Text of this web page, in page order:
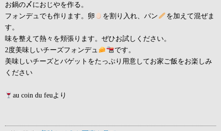
お鍋の〆におじやを作る。
フォンデュでも作ります。卵
を割り入れ、パン
を加えて混ぜま
す。
味を整えて熱々を頬張ります。ぜひお試しください。
2度美味しいチーズフォンデュ
です。
美味しいチーズとバゲットをたっぷり用意してお家ご飯をお楽しみ
ください
au coin du feuより